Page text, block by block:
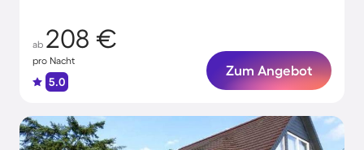
ab 208 €
pro Nacht
5.0
Zum Angebot